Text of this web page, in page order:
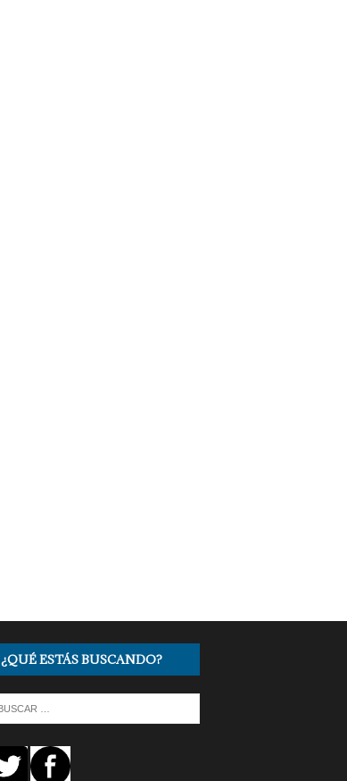
¿QUÉ ESTÁS BUSCANDO?